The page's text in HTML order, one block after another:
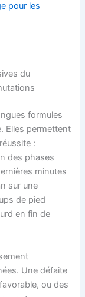
pour les
du
formules
Elles permettent
:
des phases
minutes
sur une
de pied
en fin de
Une défaite
ou des